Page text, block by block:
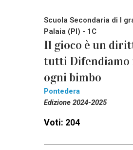
Scuola Secondaria di I
Palaia (PI) - 1C
Il gioco è un
tutti Difendiamo
ogni bimbo
Pontedera
Edizione 2024-2025
Voti: 204